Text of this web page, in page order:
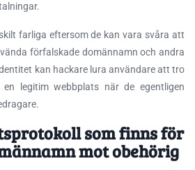
farliga eftersom de kan vara svåra att
förfalskade domännamn och andra
kan hackare lura användare att tro
legitim webbplats när de egentligen
som finns för
mot obehörig